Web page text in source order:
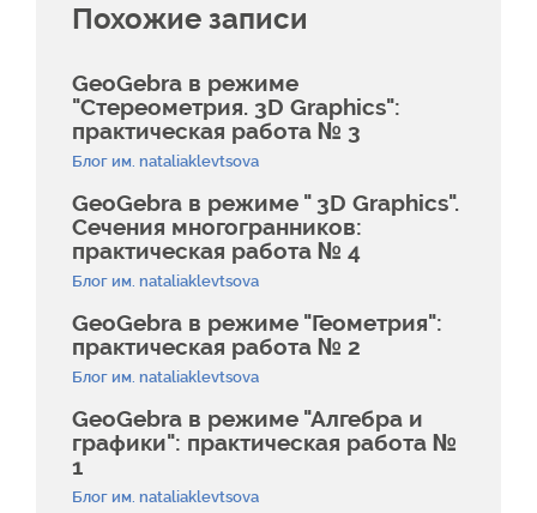
Похожие записи
GeoGebra в режиме
"Стереометрия. 3D Graphics":
практическая работа № 3
Блог им. nataliaklevtsova
GeoGebra в режиме " 3D Graphics".
Сечения многогранников:
практическая работа № 4
Блог им. nataliaklevtsova
GeoGebra в режиме "Геометрия":
практическая работа № 2
Блог им. nataliaklevtsova
GeoGebra в режиме "Алгебра и
графики": практическая работа №
1
Блог им. nataliaklevtsova